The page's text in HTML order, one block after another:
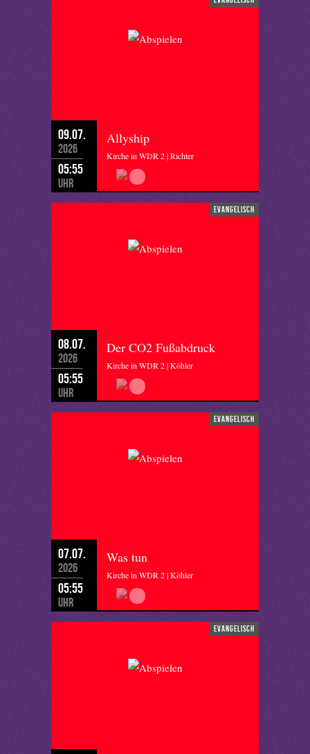
09.07.
2026
05:55
Uhr
Allyship
Kirche in WDR 2 | Richter
evangelisch
08.07.
2026
05:55
Uhr
Der CO2 Fußabdruck
Kirche in WDR 2 | Köhler
evangelisch
07.07.
2026
05:55
Uhr
Was tun
Kirche in WDR 2 | Köhler
evangelisch